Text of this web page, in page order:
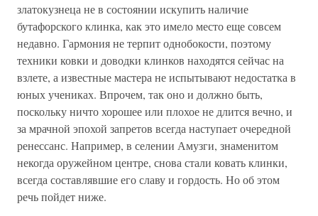
златокузнеца не в состоянии искупить наличие
бутафорского клинка, как это имело место еще совсем
недавно. Гармония не терпит однобокости, поэтому
техники ковки и доводки клинков находятся сейчас на
взлете, а известные мастера не испытывают недостатка в
юных учениках. Впрочем, так оно и должно быть,
поскольку ничто хорошее или плохое не длится вечно, и
за мрачной эпохой запретов всегда наступает очередной
ренессанс. Например, в селении Амузги, знаменитом
некогда оружейном центре, снова стали ковать клинки,
всегда составлявшие его славу и гордость. Но об этом
речь пойдет ниже.